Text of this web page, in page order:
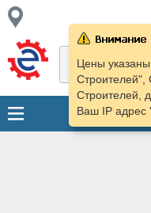
Цены
Строителей",
Строителей,
Ваш IP адрес